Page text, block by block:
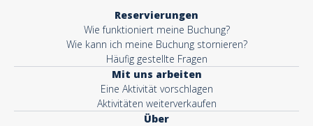
Reservierungen
Wie funktioniert meine Buchung?
Wie kann ich meine Buchung stornieren?
Häufig gestellte Fragen
Mit uns arbeiten
Eine Aktivität vorschlagen
Aktivitäten weiterverkaufen
Über